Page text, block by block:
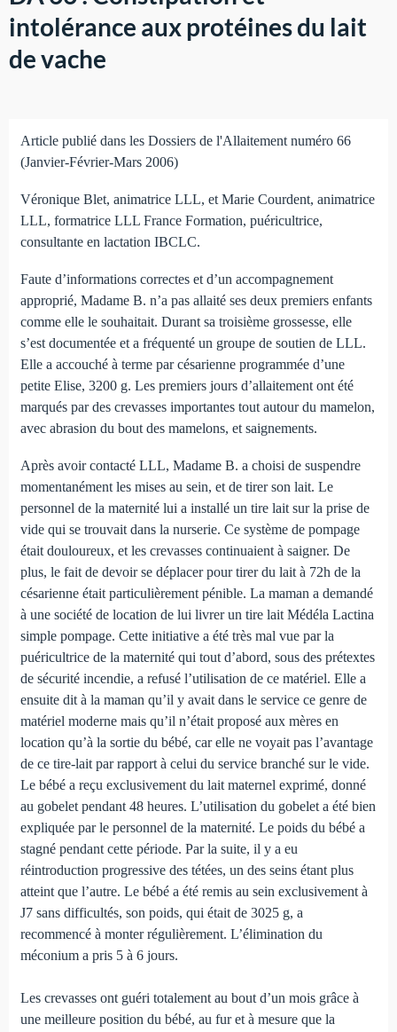
intolérance aux protéines du lait
de vache
Article publié dans les Dossiers de l'Allaitement numéro 66
(Janvier-Février-Mars 2006)
Véronique Blet, animatrice LLL, et Marie Courdent, animatrice
LLL, formatrice LLL France Formation, puéricultrice,
consultante en lactation IBCLC.
Faute d’informations correctes et d’un accompagnement
approprié, Madame B. n’a pas allaité ses deux premiers enfants
comme elle le souhaitait. Durant sa troisième grossesse, elle
s’est documentée et a fréquenté un groupe de soutien de LLL.
Elle a accouché à terme par césarienne programmée d’une
petite Elise, 3200 g. Les premiers jours d’allaitement ont été
marqués par des crevasses importantes tout autour du mamelon,
avec abrasion du bout des mamelons, et saignements.
Après avoir contacté LLL, Madame B. a choisi de suspendre
momentanément les mises au sein, et de tirer son lait. Le
personnel de la maternité lui a installé un tire lait sur la prise de
vide qui se trouvait dans la nurserie. Ce système de pompage
était douloureux, et les crevasses continuaient à saigner. De
plus, le fait de devoir se déplacer pour tirer du lait à 72h de la
césarienne était particulièrement pénible. La maman a demandé
à une société de location de lui livrer un tire lait Médéla Lactina
simple pompage. Cette initiative a été très mal vue par la
puéricultrice de la maternité qui tout d’abord, sous des prétextes
de sécurité incendie, a refusé l’utilisation de ce matériel. Elle a
ensuite dit à la maman qu’il y avait dans le service ce genre de
matériel moderne mais qu’il n’était proposé aux mères en
location qu’à la sortie du bébé, car elle ne voyait pas l’avantage
de ce tire-lait par rapport à celui du service branché sur le vide.
Le bébé a reçu exclusivement du lait maternel exprimé, donné
au gobelet pendant 48 heures. L’utilisation du gobelet a été bien
expliquée par le personnel de la maternité. Le poids du bébé a
stagné pendant cette période. Par la suite, il y a eu
réintroduction progressive des tétées, un des seins étant plus
atteint que l’autre. Le bébé a été remis au sein exclusivement à
J7 sans difficultés, son poids, qui était de 3025 g, a
recommencé à monter régulièrement. L’élimination du
méconium a pris 5 à 6 jours.
Les crevasses ont guéri totalement au bout d’un mois grâce à
une meilleure position du bébé, au fur et à mesure que la